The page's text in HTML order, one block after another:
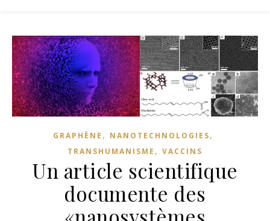
GRAPHÈNE , NANOTECHNOLOGIES,
TRANSHUMANISME , VACCINS
Un article scientifique
documente des